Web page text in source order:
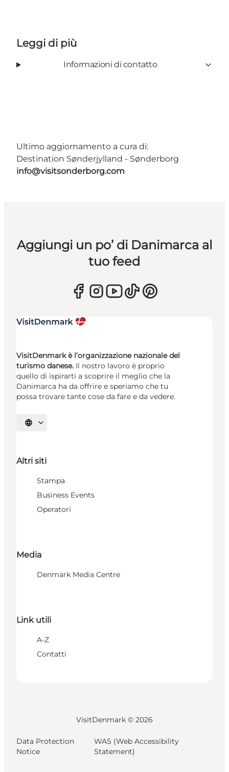
Leggi di più
Informazioni di contatto
Ultimo aggiornamento a cura di:
Destination Sønderjylland - Sønderborg
info@visitsonderborg.com
Aggiungi un po’ di Danimarca al
tuo feed
VisitDenmark è l’organizzazione nazionale del
turismo danese. Il nostro lavoro è proprio
quello di ispirarti a scoprire il meglio che la
Danimarca ha da offrire e speriamo che tu
possa trovare tante cose da fare e da vedere.
Seleziona la lingua
Altri siti
Stampa
Business Events
Operatori
Media
Denmark Media Centre
Link utili
A-Z
Contatti
VisitDenmark © 2026
Data Protection
Notice
WAS (Web Accessibility
Statement)